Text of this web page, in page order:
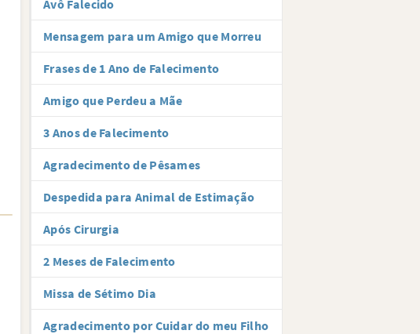
Avô Falecido
Mensagem para um Amigo que Morreu
Frases de 1 Ano de Falecimento
Amigo que Perdeu a Mãe
3 Anos de Falecimento
Agradecimento de Pêsames
Despedida para Animal de Estimação
Após Cirurgia
2 Meses de Falecimento
Missa de Sétimo Dia
Agradecimento por Cuidar do meu Filho